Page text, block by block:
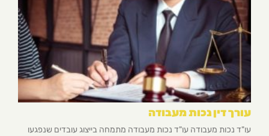
עורך דין נכות מעבודה
עו"ד נכות מעבודה עו"ד נכות מעבודה מתמחה בייצוג עובדים שנפגעו